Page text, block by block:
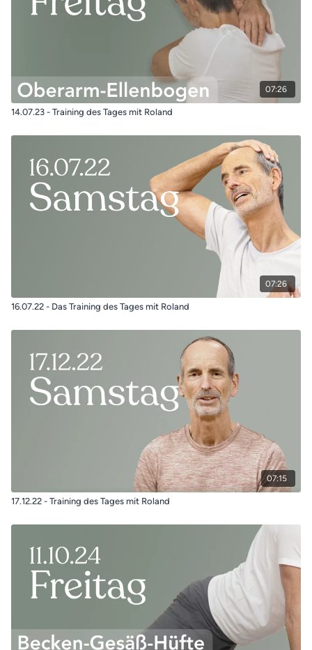
07:26
14.07.23 - Training des Tages mit Roland
07:26
16.07.22 - Das Training des Tages mit Roland
07:15
17.12.22 - Training des Tages mit Roland